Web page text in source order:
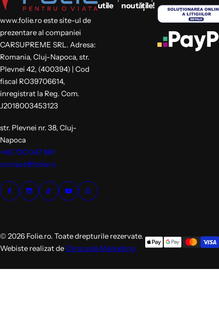
www.folie.ro este site-ul de
prezentare al companiei
CARSUPREME SRL. Adresa:
Romania, Cluj-Napoca, str.
Plevnei 42, (400394) | Cod
fiscal RO39706614,
inregistrat la Reg. Com.
J2018003453123
str. Plevnei nr. 38, Cluj-
Napoca
+40 730 047 881
contact@folie.ro
utile
noutățile!
© 2026 Folie.ro. Toate drepturile rezervate.
Webiste realizat deClinica de Marketing